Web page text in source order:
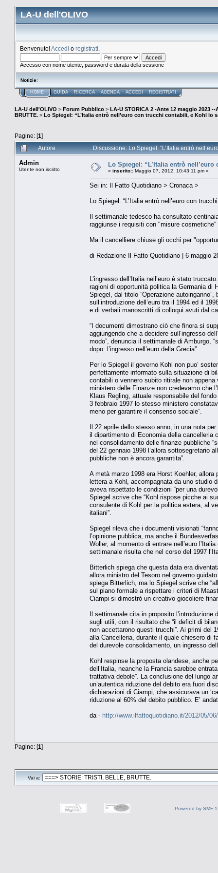
LA-U dell'OLIVO
Benvenuto!Accedi o registrati
Accesso con nome utente, password e durata della sessione
Notizie:
HOME GUIDA RICERCA AGENDA ACCEDI REGISTRATI
LA-U dell'OLIVO > Forum Pubblico > LA-U STORICA 2 -Ante 12 maggio 2023 --
BRUTTE. > Lo Spiegel: “L’Italia entrò nell’euro con trucchi contabili, e Kohl lo
Pagine: [1]
Autore
Discussione: Lo Spiegel: “L’Italia entrò
Admin
Utente non iscritto
Lo Spiegel: “L’Italia entrò
« inserito:: Maggio 07, 2012, 10:43:11 pm »
Sei in: Il Fatto Quotidiano > Cronaca >
Lo Spiegel: “L’Italia entrò nell’euro con
Il settimanale tedesco ha consultato
raggiunse i requisiti con "misure
Ma il cancelliere chiuse gli occhi per
di Redazione Il Fatto Quotidiano | 6 maggio
L’ingresso dell’Italia nell’euro è stato
ragioni di opportunità politica la Germania di
Spiegel, dal titolo ”Operazione
sull’introduzione dell’euro tra il 1994 ed il
e di verbali manoscritti di colloqui avuti dal
“I documenti dimostrano ciò che finora si
aggiungendo che a decidere sull’ingresso
modo”, denuncia il settimanale di Amburgo,
dopo: l’ingresso nell’euro della Grecia”.
Per lo Spiegel il governo Kohl non puo’
perfettamente informato sulla situazione di
contabili o vennero subito ritirale non
ministero delle Finanze non credevamo che
Klaus Regling, attuale responsabile del
3 febbraio 1997 lo stesso ministero
meno per garantire il consenso sociale”.
Il 22 aprile dello stesso anno, in una nota
il dipartimento di Economia della cancelleria
nel consolidamento delle finanze pubbliche
del 22 gennaio 1998 l’allora sottosegretario
pubbliche non è ancora garantita”.
A metà marzo 1998 era Horst Koehler,
lettera a Kohl, accompagnata da uno studio
aveva rispettato le condizioni “per una
Spiegel scrive che “Kohl rispose picche ai
consulente di Kohl per la politica estera, al
italiani”.
Spiegel rileva che i documenti visionati
l’opinione pubblica, ma anche il
Woller, al momento di entrare nell’euro
settimanale risulta che nel corso del 1997
Bitterlich spiega che questa data era
allora ministro del Tesoro nel governo
spiega Bitterlich, ma lo Spiegel scrive che
sul piano formale a rispettare i criteri di
Ciampi si dimostrò un creativo giocoliere
Il settimanale cita in proposito l’introduzione
sugli utili, con il risultato che “il deficit di
non accettarono questi trucchi”. Ai primi del
alla Cancelleria, durante il quale chiesero di
del durevole consolidamento, un ingresso
Kohl respinse la proposta olandese, anche
dell’Italia, neanche la Francia sarebbe
trattativa debole”. La conclusione del lungo
un’autentica riduzione del debito era fuori
dichiarazioni di Ciampi, che assicurava un
riduzione al 60% del debito pubblico. E’
da - http://www.ilfattoquotidiano.it/2012/05/
Pagine: [1]
Vai a:
Powered by SMF